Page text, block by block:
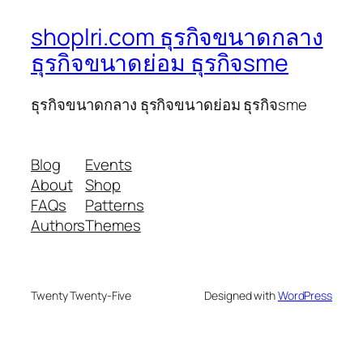
shoplri.com ธุรกิจขนาดกลาง
ธุรกิจขนาดย่อม ธุรกิจsme
ธุรกิจขนาดกลาง ธุรกิจขนาดย่อม ธุรกิจsme
Blog
About
FAQs
Authors
Events
Shop
Patterns
Themes
Twenty Twenty-Five Designed withWordPress